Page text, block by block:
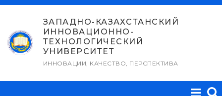
Перейти
содержимому
ЗАПАДНО-КАЗАХСТАНСКИЙ
ИННОВАЦИОННО-
ТЕХНОЛОГИЧЕСКИЙ
УНИВЕРСИТЕТ
ИННОВАЦИИ, КАЧЕСТВО, ПЕРСПЕКТИВА